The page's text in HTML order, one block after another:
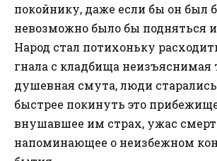
покойнику, даже если бы он был
невозможно было бы подняться
Народ стал потихоньку
гнала с кладбища неизъяснимая
душевная смута, люди
быстрее покинуть это
внушавшее им страх, ужас
напоминающее о неизбежном